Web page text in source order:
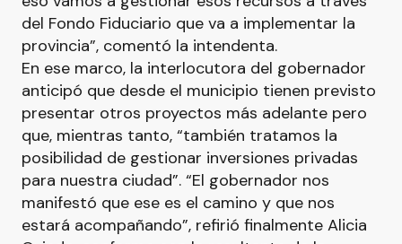
del Fondo Fiduciario que va a implementar la
provincia”, comentó la intendenta.
En ese marco, la interlocutora del gobernador
anticipó que desde el municipio tienen previsto
presentar otros proyectos más adelante pero
que, mientras tanto, “también tratamos la
posibilidad de gestionar inversiones privadas
para nuestra ciudad”. “El gobernador nos
manifestó que ese es el camino y que nos
estará acompañando”, refirió finalmente Alicia